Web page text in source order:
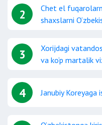
2
Chet el
shaxslarni
3
Xorijdagi
va ko‘p martalik
4 Janubiy Koreyaga